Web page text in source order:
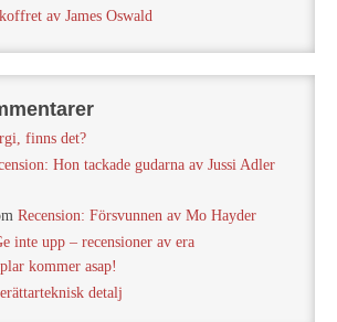
av James Oswald
finns det?
Hon tackade gudarna av Jussi Adler
Recension: Försvunnen av Mo Hayder
inte upp – recensioner av era
kommer asap!
detalj